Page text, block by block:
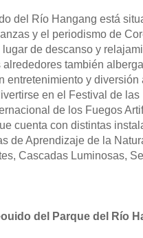
del Río Hangang está
y el periodismo de
de descanso y
también
entretenimiento y
en el Festival de
de los Fuegos
cuenta con distintas
de Aprendizaje de la
Cascadas Luminosas,
del Parque del Río